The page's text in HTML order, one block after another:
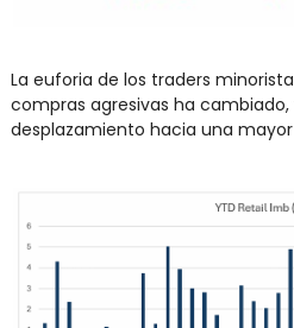
La euforia de los traders
compras agresivas ha
desplazamiento hacia una